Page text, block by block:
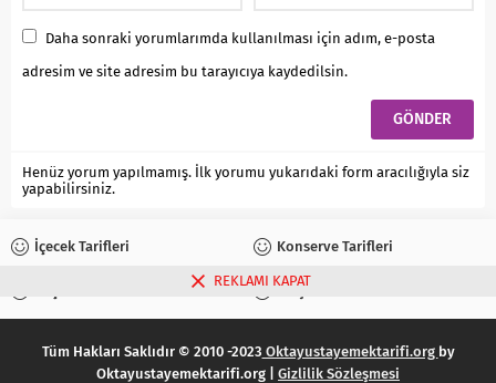
Daha sonraki yorumlarımda kullanılması için adım, e-posta
adresim ve site adresim bu tarayıcıya kaydedilsin.
Henüz yorum yapılmamış. İlk yorumu yukarıdaki form aracılığıyla siz
yapabilirsiniz.
İçecek Tarifleri Konserve Tarifleri
Turşu Tarifleri
Tüm Hakları Saklıdır © 2010 -2023 Oktayustayemektarifi.org by
Oktayustayemektarifi.org | Gizlilik Sözleşmesi
REKLAMI KAPAT